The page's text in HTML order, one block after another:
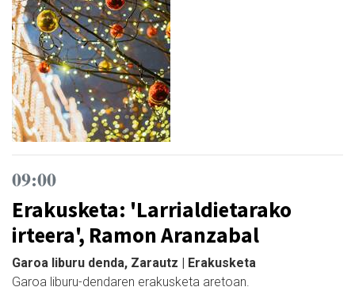
09:00
Erakusketa: 'Larrialdietarako
irteera', Ramon Aranzabal
Garoa liburu denda, Zarautz | Erakusketa
Garoa liburu-dendaren erakusketa aretoan.